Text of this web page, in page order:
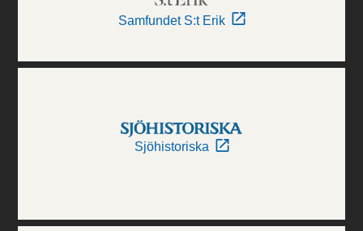
Samfundet S:t Erik
Sjöhistoriska